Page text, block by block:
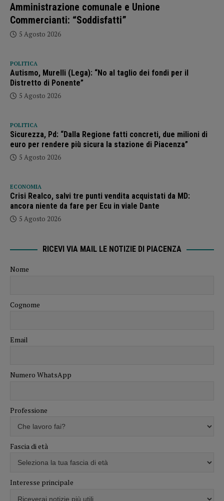
Amministrazione comunale e Unione
Commercianti: “Soddisfatti”
5 Agosto 2026
POLITICA
Autismo, Murelli (Lega): “No al taglio dei fondi per il
Distretto di Ponente”
5 Agosto 2026
POLITICA
Sicurezza, Pd: “Dalla Regione fatti concreti, due milioni di
euro per rendere più sicura la stazione di Piacenza”
5 Agosto 2026
ECONOMIA
Crisi Realco, salvi tre punti vendita acquistati da MD:
ancora niente da fare per Ecu in viale Dante
5 Agosto 2026
RICEVI VIA MAIL LE NOTIZIE DI PIACENZA
Nome
Cognome
Email
Numero WhatsApp
Professione
Fascia di età
Interesse principale